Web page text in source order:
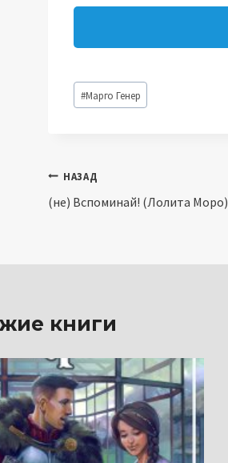
Метки
записи:
#Марго Генер
Навигация
по
НАЗАД
(не) Вспоминай! (Лолита Моро)
книги